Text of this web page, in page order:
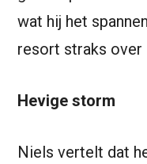
wat hij het
resort straks over
Hevige storm
Niels vertelt dat